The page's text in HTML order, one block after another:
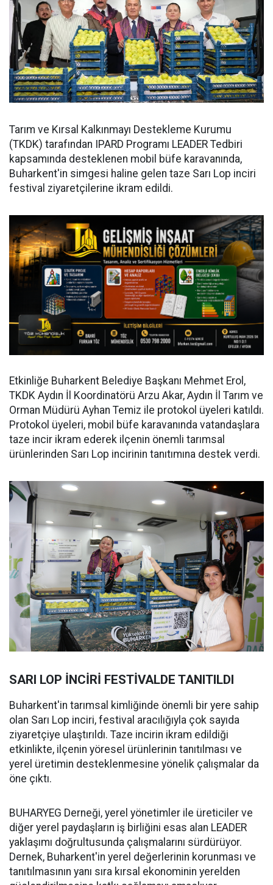
Tarım ve Kırsal Kalkınmayı Destekleme Kurumu
(TKDK) tarafından IPARD Programı LEADER Tedbiri
kapsamında desteklenen mobil büfe karavanında,
Buharkent'in simgesi haline gelen taze Sarı Lop inciri
festival ziyaretçilerine ikram edildi.
Etkinliğe Buharkent Belediye Başkanı Mehmet Erol,
TKDK Aydın İl Koordinatörü Arzu Akar, Aydın İl Tarım ve
Orman Müdürü Ayhan Temiz ile protokol üyeleri katıldı.
Protokol üyeleri, mobil büfe karavanında vatandaşlara
taze incir ikram ederek ilçenin önemli tarımsal
ürünlerinden Sarı Lop incirinin tanıtımına destek verdi.
SARI LOP İNCİRİ FESTİVALDE TANITILDI
Buharkent'in tarımsal kimliğinde önemli bir yere sahip
olan Sarı Lop inciri, festival aracılığıyla çok sayıda
ziyaretçiye ulaştırıldı. Taze incirin ikram edildiği
etkinlikte, ilçenin yöresel ürünlerinin tanıtılması ve
yerel üretimin desteklenmesine yönelik çalışmalar da
öne çıktı.
BUHARYEG Derneği, yerel yönetimler ile üreticiler ve
diğer yerel paydaşların iş birliğini esas alan LEADER
yaklaşımı doğrultusunda çalışmalarını sürdürüyor.
Dernek, Buharkent'in yerel değerlerinin korunması ve
tanıtılmasının yanı sıra kırsal ekonominin yerelden